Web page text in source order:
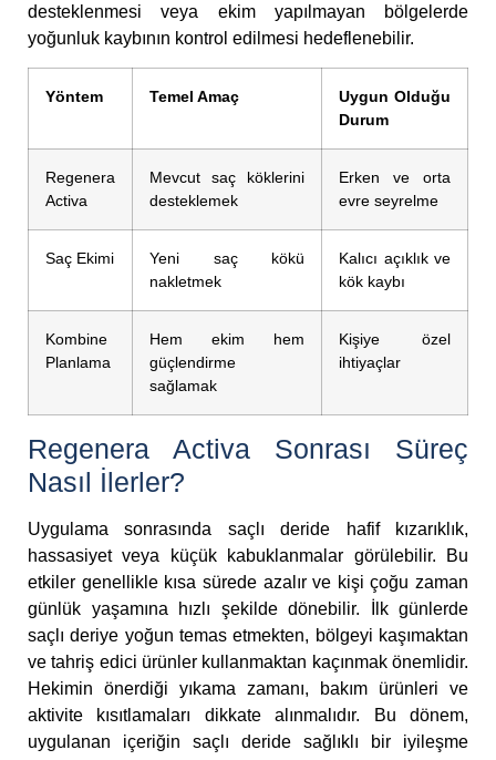
desteklenmesi veya ekim yapılmayan bölgelerde
yoğunluk kaybının kontrol edilmesi hedeflenebilir.
Yöntem Temel Amaç
Uygun Olduğu
Durum
Regenera
Activa
Mevcut saç köklerini
desteklemek
Erken ve orta
evre seyrelme
Saç Ekimi
Yeni saç kökü
nakletmek
Kalıcı açıklık ve
kök kaybı
Kombine
Planlama
Hem ekim hem
güçlendirme
sağlamak
Kişiye özel
ihtiyaçlar
Regenera Activa Sonrası Süreç
Nasıl İlerler?
Uygulama sonrasında saçlı deride hafif kızarıklık,
hassasiyet veya küçük kabuklanmalar görülebilir. Bu
etkiler genellikle kısa sürede azalır ve kişi çoğu zaman
günlük yaşamına hızlı şekilde dönebilir. İlk günlerde
saçlı deriye yoğun temas etmekten, bölgeyi kaşımaktan
ve tahriş edici ürünler kullanmaktan kaçınmak önemlidir.
Hekimin önerdiği yıkama zamanı, bakım ürünleri ve
aktivite kısıtlamaları dikkate alınmalıdır. Bu dönem,
uygulanan içeriğin saçlı deride sağlıklı bir iyileşme